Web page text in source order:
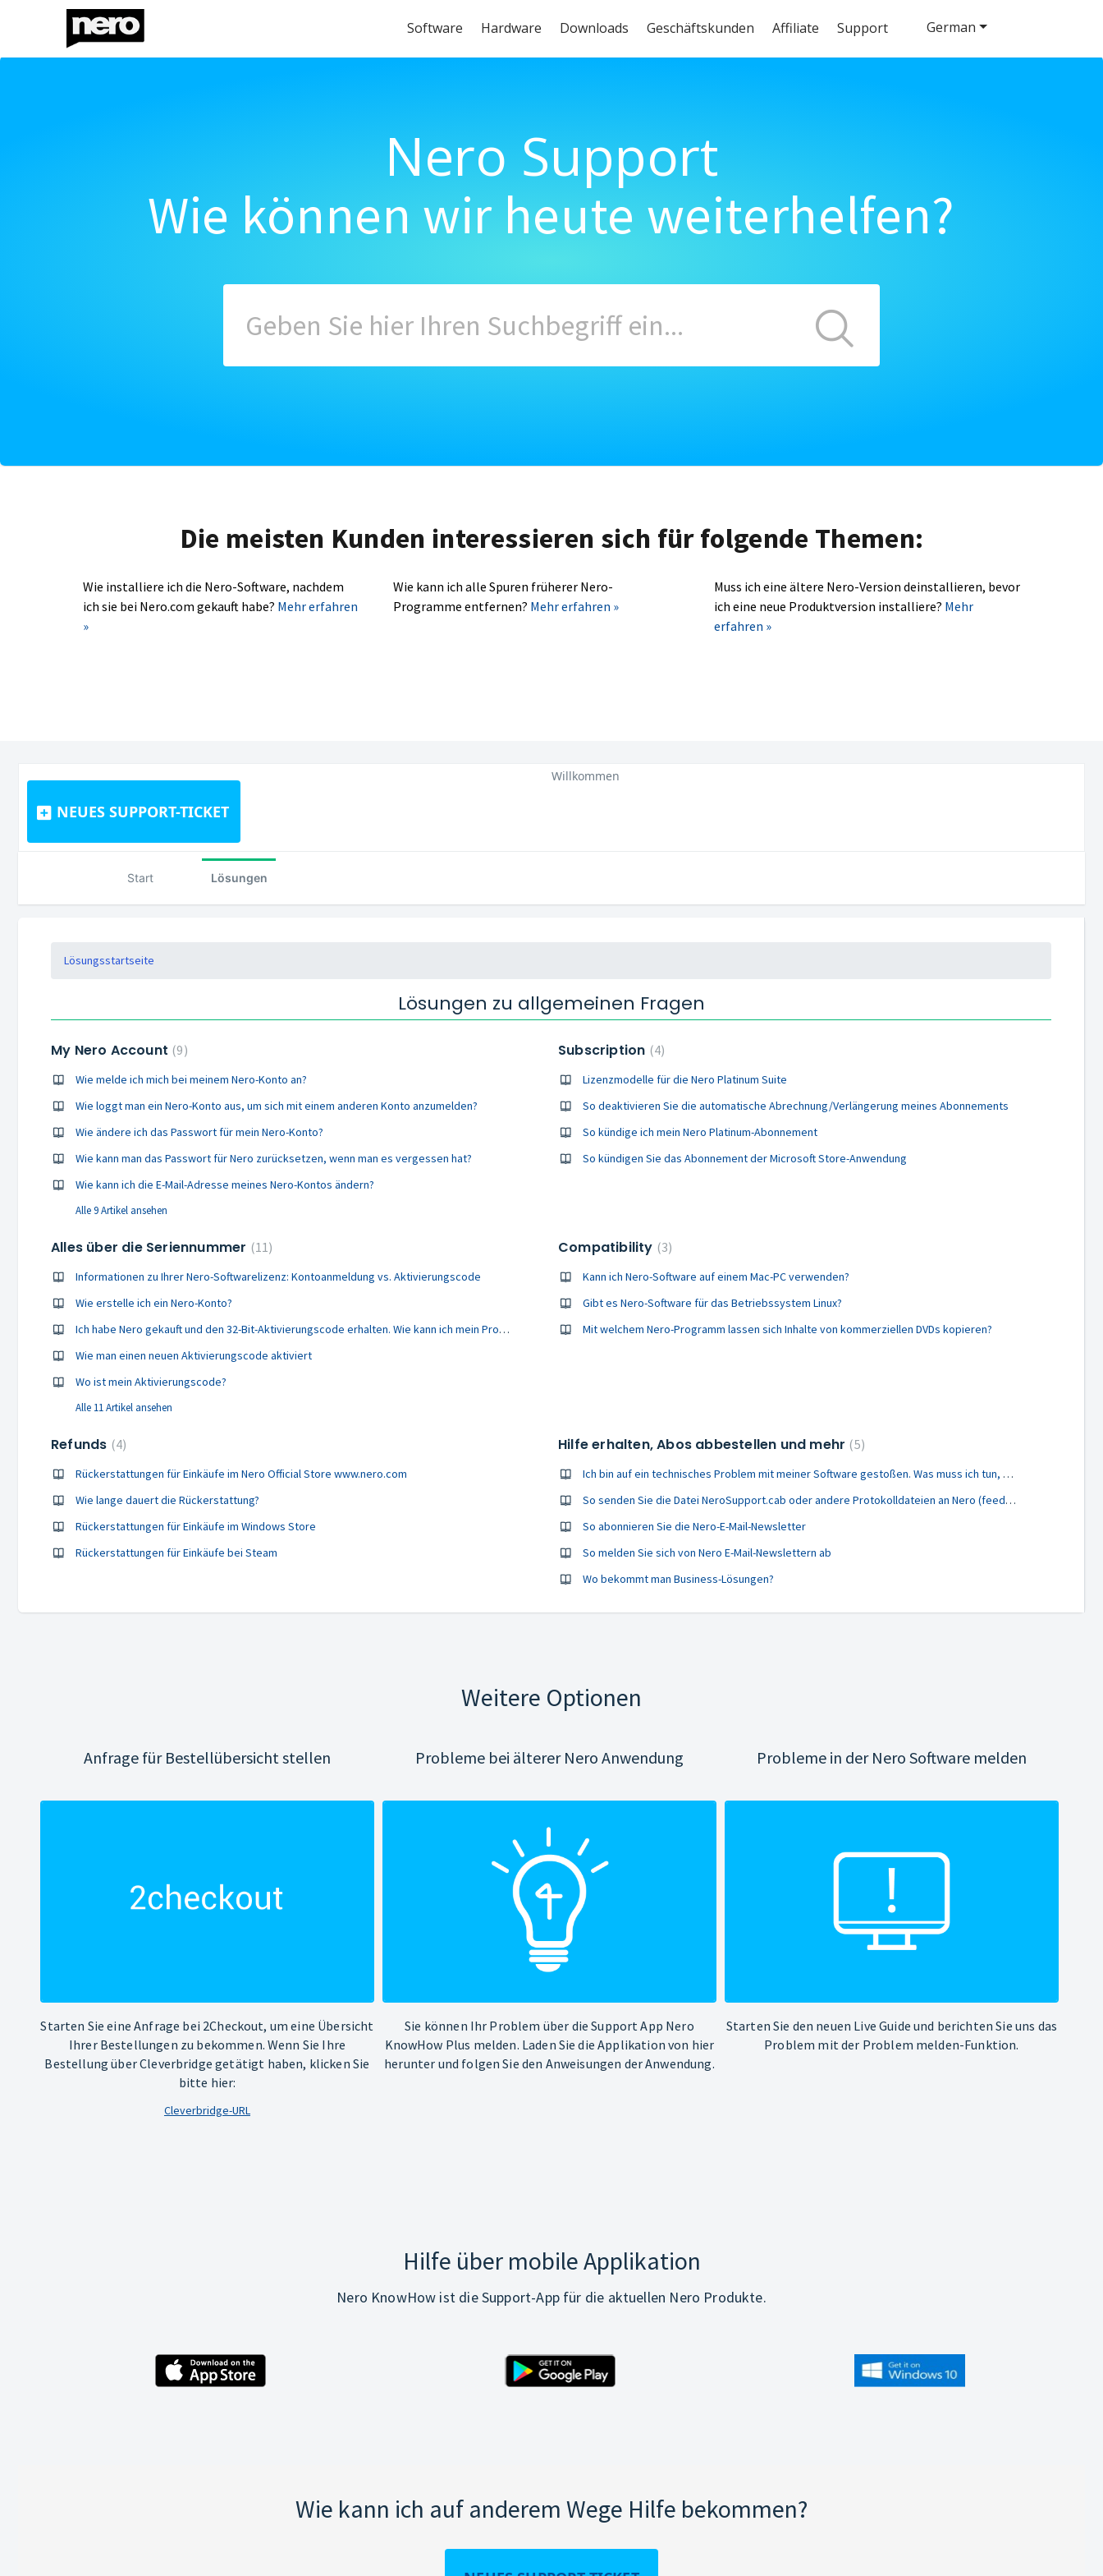
Software Hardware Downloads Geschäftskunden Affiliate Support
Nero Support
Wie können wir heute weiterhelfen?
Die meisten Kunden interessieren sich für folgende Themen:
Wie installiere ich die Nero-Software, nachdem
ich sie bei Nero.com gekauft habe? Mehr erfahren
»
Wie kann ich alle Spuren früherer Nero-
Programme entfernen? Mehr erfahren »
Muss ich eine ältere Nero-Version deinstallieren, bevor
ich eine neue Produktversion installiere? Mehr
erfahren »
NEUES SUPPORT-TICKET
German
Willkommen
Start Lösungen
Lösungsstartseite
Lösungen zu allgemeinen Fragen
My Nero Account 9
Wie melde ich mich bei meinem Nero-Konto an?
Wie loggt man ein Nero-Konto aus, um sich mit einem anderen Konto anzumelden?
Wie ändere ich das Passwort für mein Nero-Konto?
Wie kann man das Passwort für Nero zurücksetzen, wenn man es vergessen hat?
Wie kann ich die E-Mail-Adresse meines Nero-Kontos ändern?
Alle 9 Artikel ansehen
Subscription 4
Lizenzmodelle für die Nero Platinum Suite
So deaktivieren Sie die automatische Abrechnung/Verlängerung meines Abonnements
So kündige ich mein Nero Platinum-Abonnement
So kündigen Sie das Abonnement der Microsoft Store-Anwendung
Alles über die Seriennummer 11
Informationen zu Ihrer Nero-Softwarelizenz: Kontoanmeldung vs. Aktivierungscode
Wie erstelle ich ein Nero-Konto?
Ich habe Nero gekauft und den 32-Bit-Aktivierungscode erhalten. Wie kann ich mein Produkt zum ersten Mal freischalten?
Wie man einen neuen Aktivierungscode aktiviert
Wo ist mein Aktivierungscode?
Alle 11 Artikel ansehen
Compatibility 3
Kann ich Nero-Software auf einem Mac-PC verwenden?
Gibt es Nero-Software für das Betriebssystem Linux?
Mit welchem Nero-Programm lassen sich Inhalte von kommerziellen DVDs kopieren?
Refunds 4
Rückerstattungen für Einkäufe im Nero Official Store www.nero.com
Wie lange dauert die Rückerstattung?
Rückerstattungen für Einkäufe im Windows Store
Rückerstattungen für Einkäufe bei Steam
Hilfe erhalten, Abos abbestellen und mehr 5
Ich bin auf ein technisches Problem mit meiner Software gestoßen. Was muss ich tun, um Hilfe zu erhalten?
So senden Sie die Datei NeroSupport.cab oder andere Protokolldateien an Nero (feedback@nero.com)
So abonnieren Sie die Nero-E-Mail-Newsletter
So melden Sie sich von Nero E-Mail-Newslettern ab
Wo bekommt man Business-Lösungen?
Weitere Optionen
Anfrage für Bestellübersicht stellen
Starten Sie eine Anfrage bei 2Checkout, um eine Übersicht
Ihrer Bestellungen zu bekommen. Wenn Sie Ihre
Bestellung über Cleverbridge getätigt haben, klicken Sie
bitte hier:
Cleverbridge-URL
Probleme bei älterer Nero Anwendung
Sie können Ihr Problem über die Support App Nero
KnowHow Plus melden. Laden Sie die Applikation von hier
herunter und folgen Sie den Anweisungen der Anwendung.
Probleme in der Nero Software melden
Starten Sie den neuen Live Guide und berichten Sie uns das
Problem mit der Problem melden-Funktion.
Hilfe über mobile Applikation
Nero KnowHow ist die Support-App für die aktuellen Nero Produkte.
Wie kann ich auf anderem Wege Hilfe bekommen?